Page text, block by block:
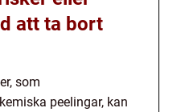
att ta bort
som
peelingar, kan